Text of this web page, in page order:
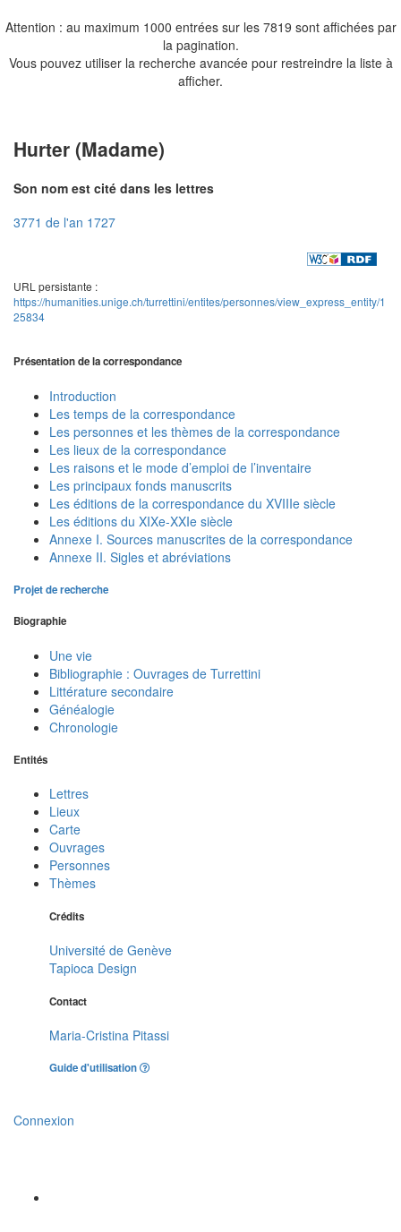
Attention : au maximum 1000 entrées sur les 7819 sont affichées par
la pagination.
Vous pouvez utiliser la recherche avancée pour restreindre la liste à
afficher.
Hurter (Madame)
Son nom est cité dans les lettres
3771 de l'an 1727
URL persistante :
https://humanities.unige.ch/turrettini/entites/personnes/view_express_entity/1
25834
Présentation de la correspondance
Introduction
Les temps de la correspondance
Les personnes et les thèmes de la correspondance
Les lieux de la correspondance
Les raisons et le mode d’emploi de l’inventaire
Les principaux fonds manuscrits
Les éditions de la correspondance du XVIIIe siècle
Les éditions du XIXe-XXIe siècle
Annexe I. Sources manuscrites de la correspondance
Annexe II. Sigles et abréviations
Projet de recherche
Biographie
Une vie
Bibliographie : Ouvrages de Turrettini
Littérature secondaire
Généalogie
Chronologie
Entités
Lettres
Lieux
Carte
Ouvrages
Personnes
Thèmes
Crédits
Université de Genève
Tapioca Design
Contact
Maria-Cristina Pitassi
Guide d'utilisation
Connexion